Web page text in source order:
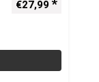
€27,99